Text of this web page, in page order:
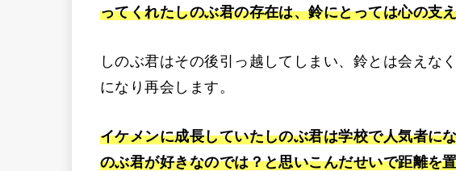
ってくれたしのぶ君の存在は、鈴にとっては心の支
しのぶ君はその後引っ越してしまい、鈴とは会えな
になり再会します。
イケメンに成長していたしのぶ君は学校で人気者に
のぶ君が好きなのでは？と思いこんだせいで距離を